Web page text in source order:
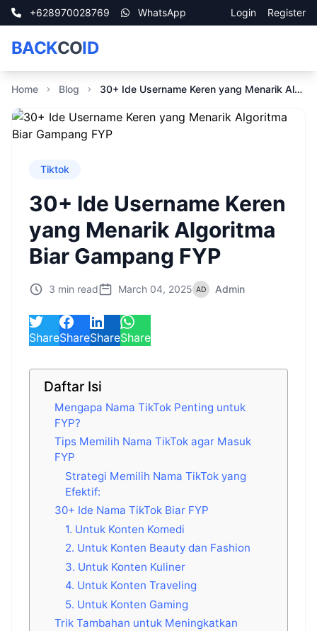
+628970028769 WhatsApp Login Register
BACKCOID
Home Blog 30+ Ide Username Keren yang Menarik Algoritma Biar Gampang FYP
Tiktok
30+ Ide Username Keren
yang Menarik Algoritma
Biar Gampang FYP
3 min read March 04, 2025 Admin
ShareShareShareShare
Daftar Isi
Mengapa Nama TikTok Penting untuk
FYP?
Tips Memilih Nama TikTok agar Masuk
FYP
Strategi Memilih Nama TikTok yang
Efektif:
30+ Ide Nama TikTok Biar FYP
1. Untuk Konten Komedi
2. Untuk Konten Beauty dan Fashion
3. Untuk Konten Kuliner
4. Untuk Konten Traveling
5. Untuk Konten Gaming
Trik Tambahan untuk Meningkatkan